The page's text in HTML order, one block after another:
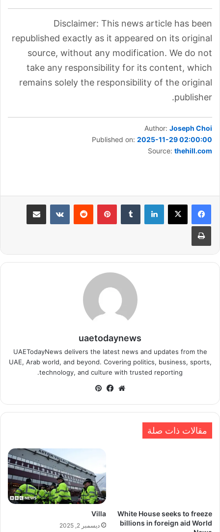
Disclaimer: This news article has been
republished exactly as it appeared on its original
source, without any modification. We do not
take any responsibility for its content, which
remains solely the responsibility of the original
publisher.
Author: Joseph Choi
Published on: 2025-11-29 02:00:00
Source: thehill.com
لينكدإن بينتيريست مشاركة عبر البريد
طباعة
uaetodaynews
UAETodayNews delivers the latest news and updates from the
UAE, Arab world, and beyond. Covering politics, business, sports,
technology, and culture with trusted reporting.
موقعفيسبوك
مقالات ذات صلة
White House seeks to freeze
billions in foreign aid World
Villa
ديسمبر 2, 2025